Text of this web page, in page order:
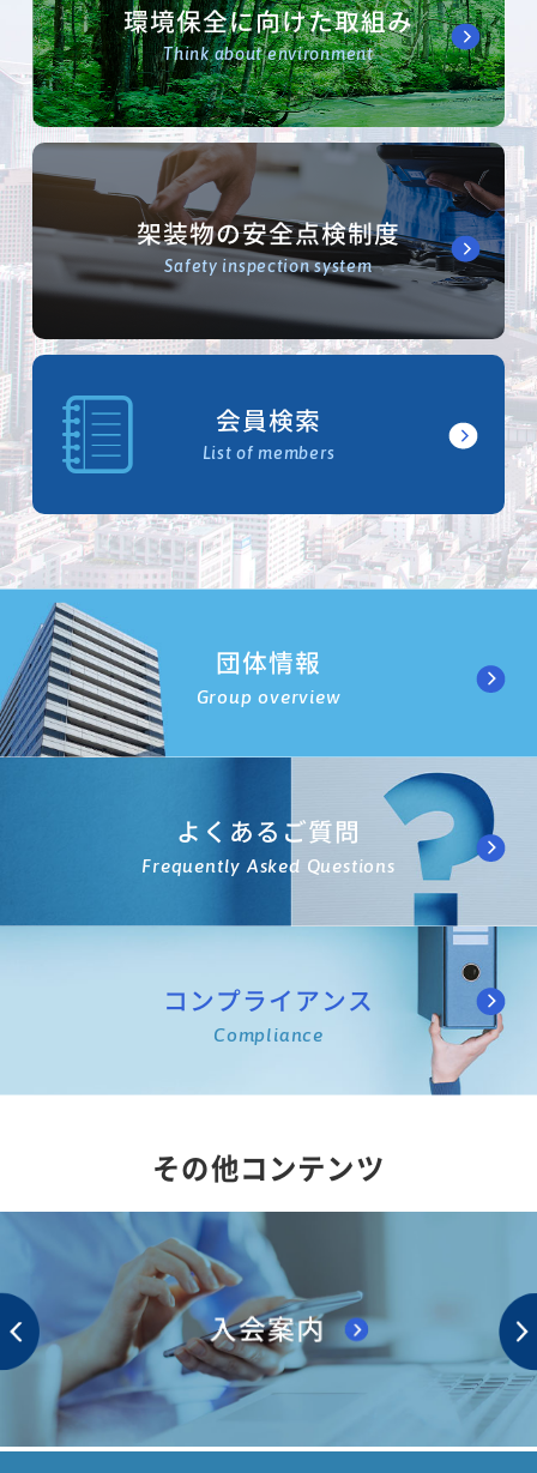
環境保全に向けた取組み
Think about environment
架装物の安全点検制度
Safety inspection system
会員検索
List of members
団体情報
Group overview
よくあるご質問
Frequently Asked Questions
コンプライアンス
Compliance
その他コンテンツ